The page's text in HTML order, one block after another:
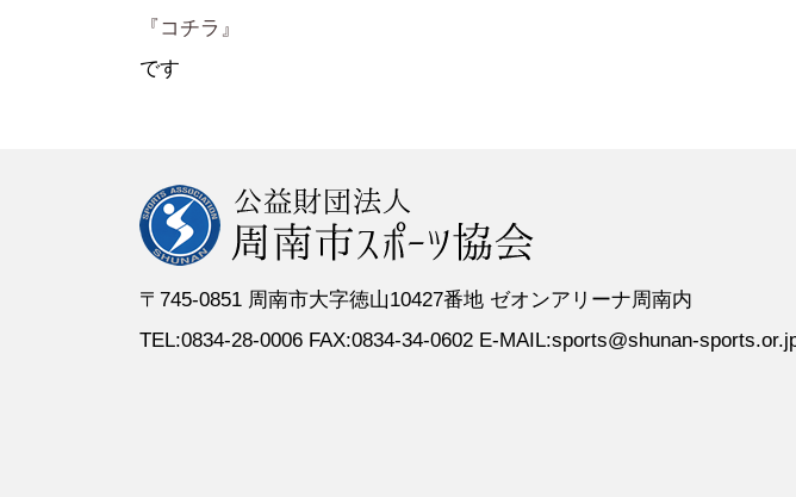
『コチラ』
です
〒745-0851 周南市大字徳山10427番地 ゼオンアリーナ周南内
TEL:0834-28-0006 FAX:0834-34-0602 E-MAIL:sports@shunan-